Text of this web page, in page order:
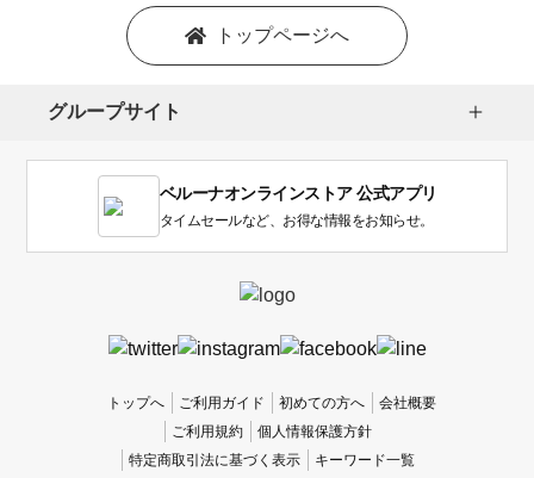
トップページへ
グループサイト
ベルーナオンラインストア 公式アプリ
タイムセールなど、お得な情報をお知らせ。
トップへ ご利用ガイド 初めての方へ
会社概要
ご利用規約
個人情報保護方針
特定商取引法に基づく表示
キーワード一覧